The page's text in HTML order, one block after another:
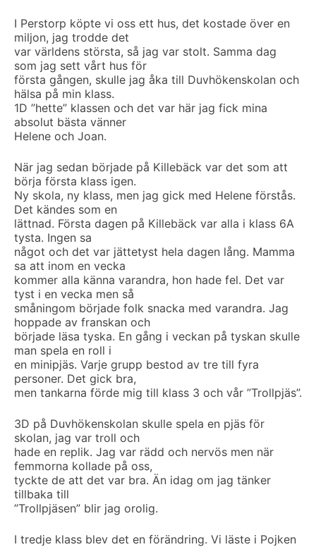
I Perstorp köpte vi oss ett hus, det kostade över en
miljon, jag trodde det
var världens största, så jag var stolt. Samma dag
som jag sett vårt hus för
första gången, skulle jag åka till Duvhökenskolan och
hälsa på min klass.
1D ”hette” klassen och det var här jag fick mina
absolut bästa vänner
Helene och Joan.
När jag sedan började på Killebäck var det som att
börja första klass igen.
Ny skola, ny klass, men jag gick med Helene förstås.
Det kändes som en
lättnad. Första dagen på Killebäck var alla i klass 6A
tysta. Ingen sa
något och det var jättetyst hela dagen lång. Mamma
sa att inom en vecka
kommer alla känna varandra, hon hade fel. Det var
tyst i en vecka men så
småningom började folk snacka med varandra. Jag
hoppade av franskan och
började läsa tyska. En gång i veckan på tyskan skulle
man spela en roll i
en minipjäs. Varje grupp bestod av tre till fyra
personer. Det gick bra,
men tankarna förde mig till klass 3 och vår ”Trollpjäs”.
3D på Duvhökenskolan skulle spela en pjäs för
skolan, jag var troll och
hade en replik. Jag var rädd och nervös men när
femmorna kollade på oss,
tyckte de att det var bra. Än idag om jag tänker
tillbaka till
”Trollpjäsen” blir jag orolig.
I tredje klass blev det en förändring. Vi läste i Pojken